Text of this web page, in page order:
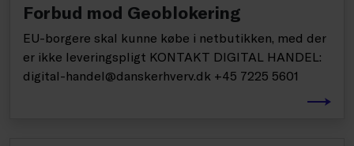
Forbud mod Geoblokering
EU-borgere skal kunne købe i netbutikken, med der
er ikke leveringspligt KONTAKT DIGITAL HANDEL:
digital-handel@danskerhverv.dk +45 7225 5601